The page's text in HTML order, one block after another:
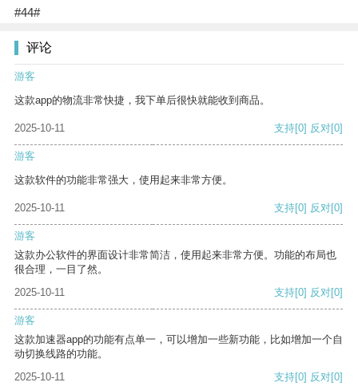
#44#
评论
游客
这款app的物流非常快捷，我下单后很快就能收到商品。
2025-10-11 支持[0] 反对[0]
游客
这款软件的功能非常强大，使用起来非常方便。
2025-10-11 支持[0] 反对[0]
游客
这款办公软件的界面设计非常简洁，使用起来非常方便。功能的布局也
很合理，一目了然。
2025-10-11
支持[0] 反对[0]
游客
这款加速器app的功能有点单一，可以增加一些新功能，比如增加一个自
动切换线路的功能。
2025-10-11
支持[0] 反对[0]